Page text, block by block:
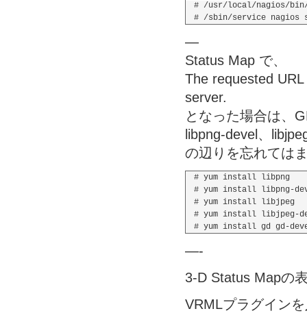
# /usr/local/nagios/
—
Status Map で、
The requested
server.
となった場合は、
libpng-devel、
の辺りを忘れては
# yum install libpng
# yum install libpng-
# yum install libjpeg
# yum install libjpeg-
—-
3-D Status Mapの
VRMLプラグイン